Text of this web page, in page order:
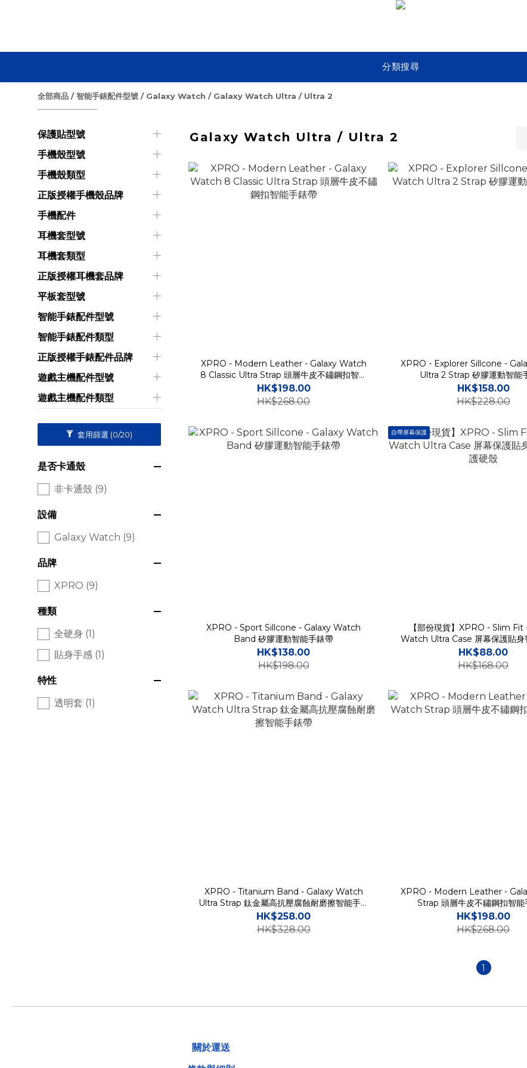
分類搜尋
全部商品 /智能手錶配件型號 / Galaxy Watch / Galaxy Watch Ultra / Ultra 2
保護貼型號
手機殼型號
手機殼類型
正版授權手機殼品牌
手機配件
耳機套型號
耳機套類型
正版授權耳機套品牌
平板套型號
智能手錶配件型號
智能手錶配件類型
正版授權手錶配件品牌
遊戲主機配件型號
遊戲主機配件類型
套用篩選 (0/20)
是否卡通殼
非卡通殼 (9)
設備
Galaxy Watch (9)
品牌
XPRO (9)
種類
全硬身 (1)
貼身手感 (1)
特性
透明套 (1)
Galaxy Watch Ultra / Ultra 2
XPRO - Modern Leather - Galaxy Watch
8 Classic Ultra Strap 頭層牛皮不鏽鋼扣智能
手錶帶
HK$198.00
HK$268.00
XPRO - Explorer Sillcone -
Ultra 2 Strap 矽膠運動智能
HK$158.00
HK$228.00
XPRO - Sport Sillcone - Galaxy Watch
Band 矽膠運動智能手錶帶
HK$138.00
HK$198.00
自帶屏幕保護
【部份現貨】XPRO - Slim Fit
Watch Ultra Case 屏幕保護貼身
護硬殼
HK$88.00
HK$168.00
XPRO - Titanium Band - Galaxy Watch
Ultra Strap 鈦金屬高抗壓腐蝕耐磨擦智能手錶
帶
HK$258.00
HK$328.00
XPRO - Modern Leather -
Strap 頭層牛皮不鏽鋼扣智能
HK$198.00
HK$268.00
1
關於運送